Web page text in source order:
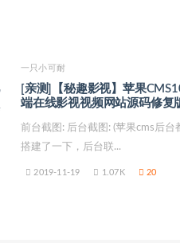
一只小可耐
[亲测]【秘趣影视】苹果
端在线影视视频网站源码修复
前台截图: 后台截图: (苹果cms后台
搭建了一下，后台联...
2019-11-19 1.07K 20